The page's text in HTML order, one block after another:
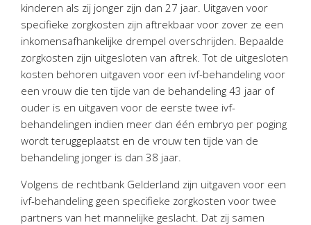
Online boekhouden
Nieuws&informatie
Nieuwsbrief
Nieuwsoverzicht
Handige links
Downloads
Contact
kinderen als zij jonger zijn dan 27 jaar. Uitgaven voor
specifieke zorgkosten zijn aftrekbaar voor zover ze een
inkomensafhankelijke drempel overschrijden. Bepaalde
zorgkosten zijn uitgesloten van aftrek. Tot de uitgesloten
kosten behoren uitgaven voor een ivf-behandeling voor
een vrouw die ten tijde van de behandeling 43 jaar of
ouder is en uitgaven voor de eerste twee ivf-
behandelingen indien meer dan één embryo per poging
wordt teruggeplaatst en de vrouw ten tijde van de
behandeling jonger is dan 38 jaar.
Volgens de rechtbank Gelderland zijn uitgaven voor een
ivf-behandeling geen specifieke zorgkosten voor twee
partners van het mannelijke geslacht. Dat zij samen